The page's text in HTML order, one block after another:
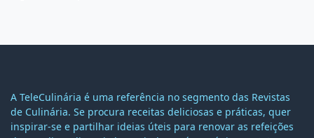
A TeleCulinária é uma referência no segmento das Revistas
de Culinária. Se procura receitas deliciosas e práticas, quer
inspirar-se e partilhar ideias úteis para renovar as refeições